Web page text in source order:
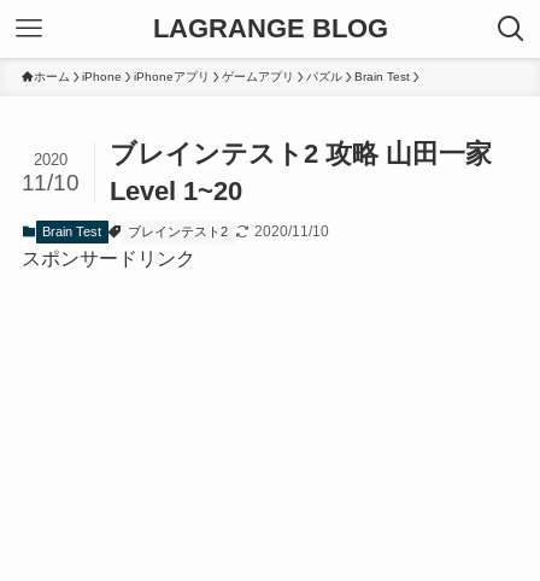
LAGRANGE BLOG
ホーム iPhone iPhoneアプリ ゲームアプリ パズル Brain Test
ブレインテスト2 攻略 山田一家
Level 1~20
2020
11/10
Brain Test ブレインテスト2 2020/11/10
スポンサードリンク